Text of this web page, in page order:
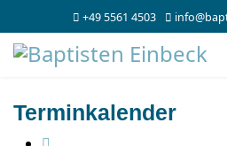
+49 5561 4503
Terminkalender